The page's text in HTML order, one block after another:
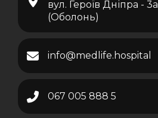
вул. Героїв Дніпра - 3а
(Оболонь)
info@medlife.hospital
067 005 888 5